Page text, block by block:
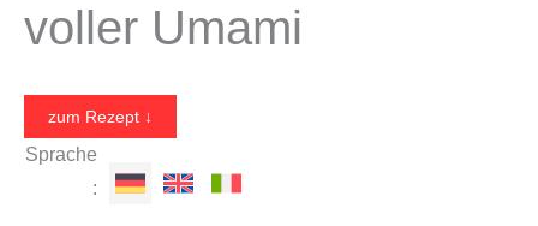
voller Umami
zum Rezept ↓
Sprache
: